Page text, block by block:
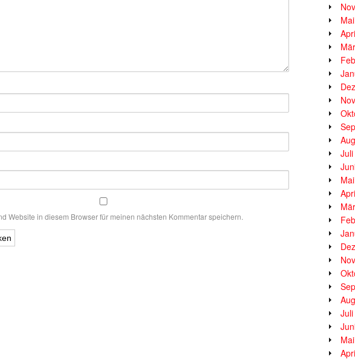
Website in diesem Browser für meinen nächsten Kommentar speichern.
Juli